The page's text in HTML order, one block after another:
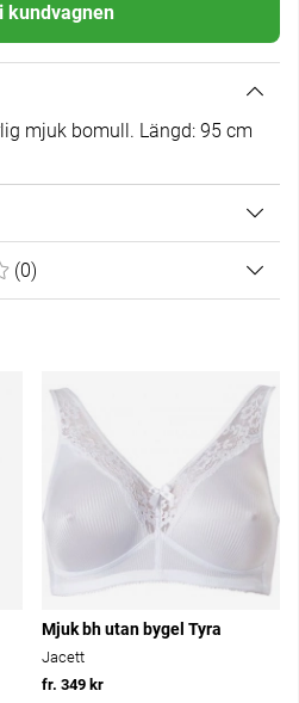
kundvagnen
mjuk bomull. Längd: 95 cm
0 AV 5 ANTAL BETYG 0
(0)
Mjuk bh utan bygel Tyra
Jacett
fr. 349 kr